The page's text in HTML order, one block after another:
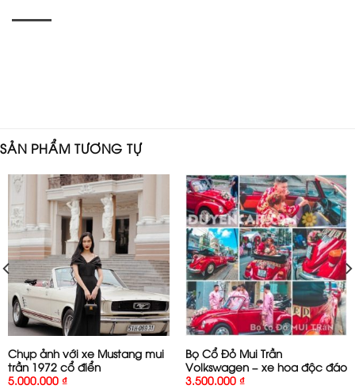
SẢN PHẨM TƯƠNG TỰ
Chụp ảnh với xe Mustang mui
trần 1972 cổ điển
5.000.000 ₫
Bọ Cổ Đỏ Mui Trần
Volkswagen – xe hoa độc đáo
3.500.000 ₫